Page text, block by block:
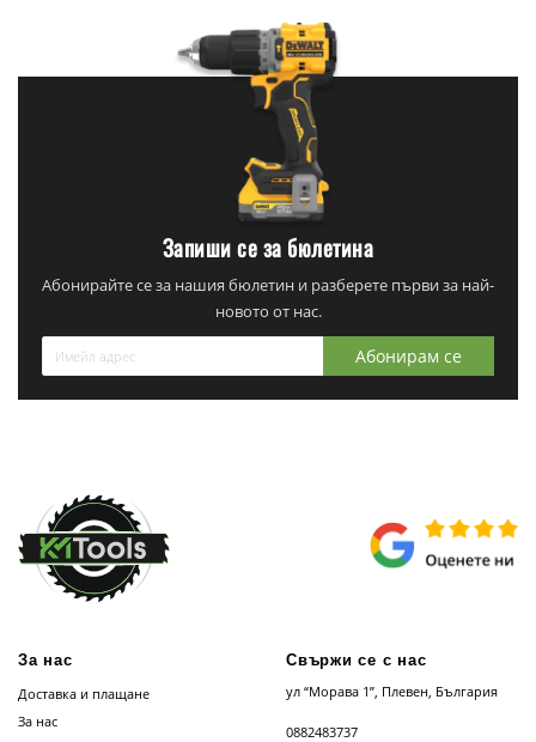
Запиши се за бюлетина
Абонирайте се за нашия бюлетин и разберете първи за най-
новото от нас.
Абонирам се
За нас
Доставка и плащане
За нас
Свържи се с нас
ул “Морава 1”, Плевен, България
0882483737